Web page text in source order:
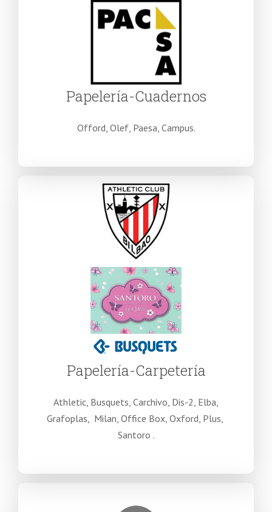
Papelería-Cuadernos
Offord, Olef, Paesa, Campus.
Papelería-Carpetería
Athletic, Busquets, Carchivo, Dis-2, Elba,
Grafoplas, Milan, Office Box, Oxford, Plus,
Santoro .